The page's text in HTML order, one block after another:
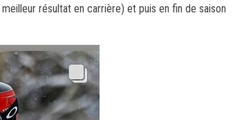
meilleur résultat en carrière) et puis en fin de saison